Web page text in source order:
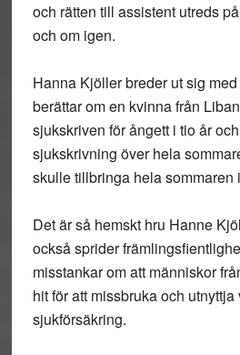
och rätten till assistent utreds
och om igen.
Hanna Kjöller breder ut sig
berättar om en kvinna från
sjukskriven för ångett i tio år
sjukskrivning över hela
skulle tillbringa hela sommaren
Det är så hemskt hru Hanne
också sprider
misstankar om att människor
hit för att missbruka och utnyttja
sjukförsäkring.